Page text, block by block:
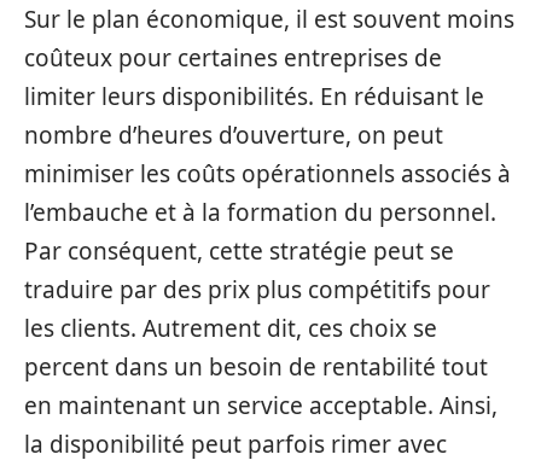
Sur le plan économique, il est souvent moins
coûteux pour certaines entreprises de
limiter leurs disponibilités. En réduisant le
nombre d’heures d’ouverture, on peut
minimiser les coûts opérationnels associés à
l’embauche et à la formation du personnel.
Par conséquent, cette stratégie peut se
traduire par des prix plus compétitifs pour
les clients. Autrement dit, ces choix se
percent dans un besoin de rentabilité tout
en maintenant un service acceptable. Ainsi,
la disponibilité peut parfois rimer avec